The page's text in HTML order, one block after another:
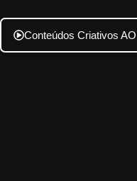
Conteúdos Criativos